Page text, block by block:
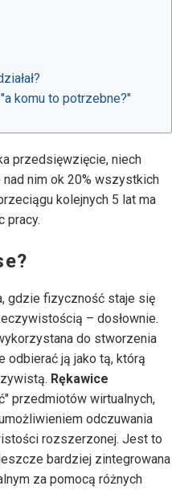
komu to potrzebne?"
przedsięwzięcie, niech
nim ok 20% wszystkich
kolejnych 5 lat ma
pracy.
gdzie fizyczność staje się
– dosłownie.
do stworzenia
odbierać ją jako tą, którą
Rękawice
przedmiotów wirtualnych,
odczuwania
rozszerzonej. Jest to
bardziej zintegrowana
za pomocą różnych